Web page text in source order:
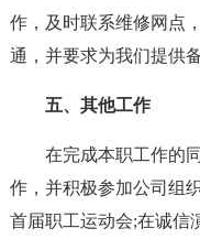
作，及时联系维修网点
通，并要求为我们提供
五、其他工作
在完成本职工作的
作，并积极参加公司组
首届职工运动会;在诚信